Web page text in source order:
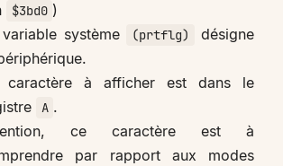
$3bd0 )
système
(prtflg)
désigne
caractère à afficher est dans le
A .
ce caractère est à
par rapport aux modes